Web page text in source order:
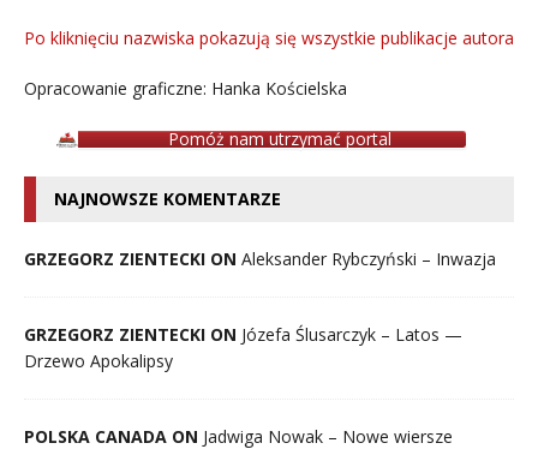
Po kliknięciu nazwiska pokazują się wszystkie publikacje autora
Opracowanie graficzne: Hanka Kościelska
Pomóż nam utrzymać portal
NAJNOWSZE KOMENTARZE
GRZEGORZ ZIENTECKI ON Aleksander Rybczyński – Inwazja
GRZEGORZ ZIENTECKI ON Józefa Ślusarczyk – Latos —
Drzewo Apokalipsy
POLSKA CANADA ON Jadwiga Nowak – Nowe wiersze